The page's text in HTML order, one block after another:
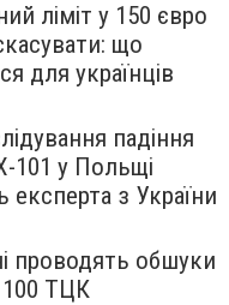
ліміт у 150 євро
що
для українців
падіння
101 у Польщі
експерта з України
проводять обшуки
ТЦК